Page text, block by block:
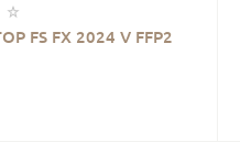
FS FX 2024 V FFP2